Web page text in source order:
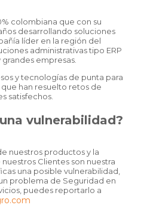
colombiana que con su
desarrollando soluciones
líder en la región del
administrativas tipo ERP
empresas.
y tecnologías de punta para
han resuelto retos de
satisfechos.
vulnerabilidad?
nuestros productos y la
Clientes son nuestra
una posible vulnerabilidad,
problema de Seguridad en
puedes reportarlo a